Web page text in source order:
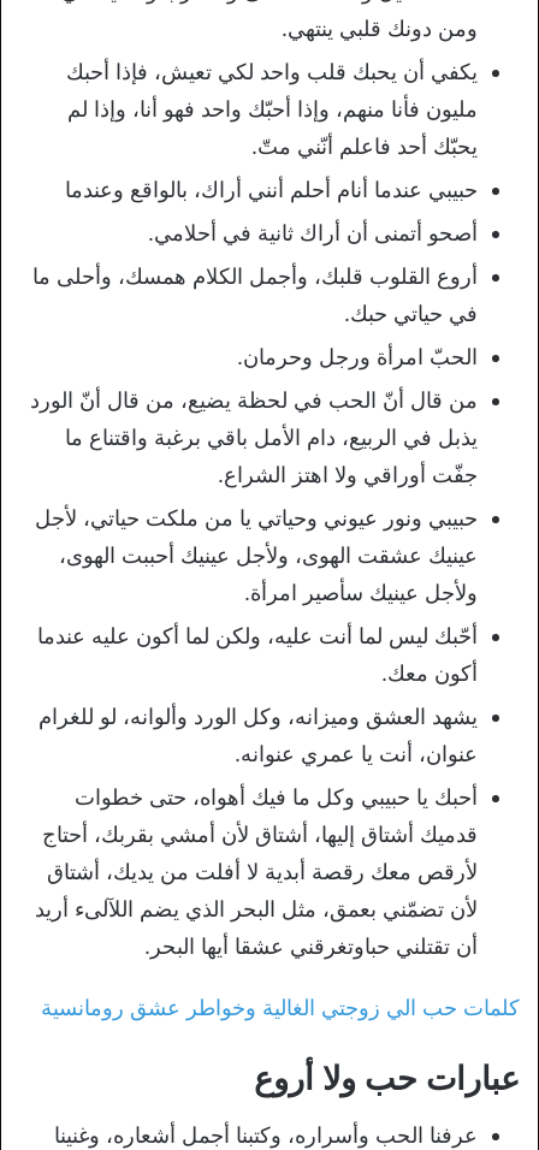
ومن دونك قلبي ينتهي.
يكفي أن يحبك قلب واحد لكي تعيش، فإذا أحبك
مليون فأنا منهم، وإذا أحبّك واحد فهو أنا، وإذا لم
يحبّك أحد فاعلم أنّني متّ.
حبيبي عندما أنام أحلم أنني أراك، بالواقع وعندما
أصحو أتمنى أن أراك ثانية في أحلامي.
أروع القلوب قلبك، وأجمل الكلام همسك، وأحلى ما
في حياتي حبك.
الحبّ امرأة ورجل وحرمان.
من قال أنّ الحب في لحظة يضيع، من قال أنّ الورد
يذبل في الربيع، دام الأمل باقي برغبة واقتناع ما
جفّت أوراقي ولا اهتز الشراع.
حبيبي ونور عيوني وحياتي يا من ملكت حياتي، لأجل
عينيك عشقت الهوى، ولأجل عينيك أحببت الهوى،
ولأجل عينيك سأصير امرأة.
أحّبك ليس لما أنت عليه، ولكن لما أكون عليه عندما
أكون معك.
يشهد العشق وميزانه، وكل الورد وألوانه، لو للغرام
عنوان، أنت يا عمري عنوانه.
أحبك يا حبيبي وكل ما فيك أهواه، حتى خطوات
قدميك أشتاق إليها، أشتاق لأن أمشي بقربك، أحتاج
لأرقص معك رقصة أبدية لا أفلت من يديك، أشتاق
لأن تضمّني بعمق، مثل البحر الذي يضم اللآلىء أريد
أن تقتلني حباوتغرقني عشقا أيها البحر.
كلمات حب الي زوجتي الغالية وخواطر عشق رومانسية
عبارات حب ولا أروع
عرفنا الحب وأسراره، وكتبنا أجمل أشعاره، وغنينا